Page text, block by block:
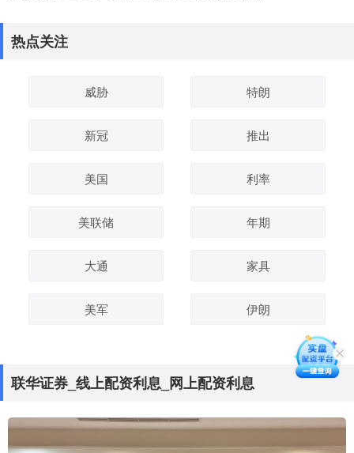
热点关注
威胁 特朗
新冠 推出
美国 利率
美联储 年期
大通 家具
美军 伊朗
联华证券_线上配资利息_网上配资利息